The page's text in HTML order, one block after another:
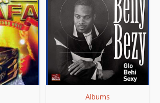
Albums